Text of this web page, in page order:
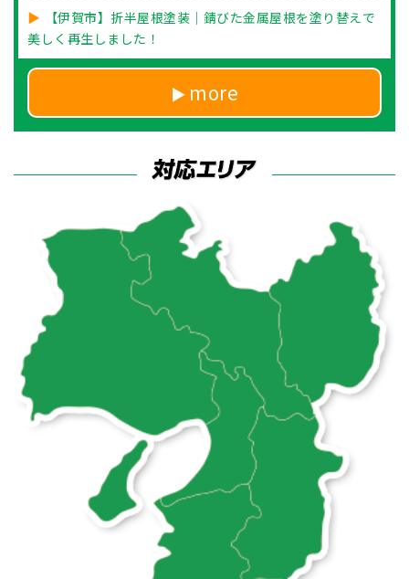
【伊賀市】折半屋根塗装｜錆びた金属屋根を塗り替えで
美しく再生しました！
more